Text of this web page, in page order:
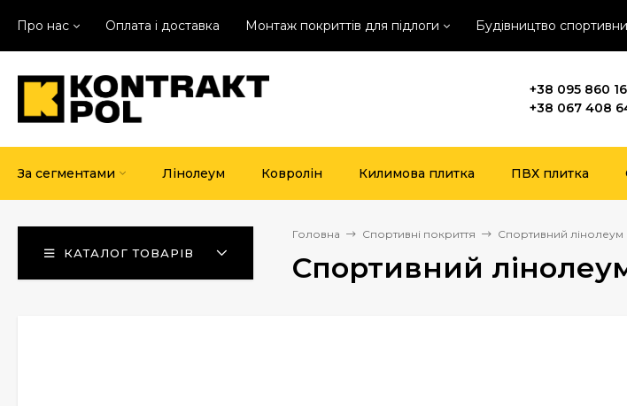
Про нас Оплата і доставка Монтаж покриттів для підлоги Будівництво
+38 095 860
+38 067 408
За сегментами Лінолеум Ковролін Килимова плитка ПВХ плитка
КАТАЛОГ ТОВАРІВ
Головна Спортивні покриття Спортивний лінолеум
Спортивний